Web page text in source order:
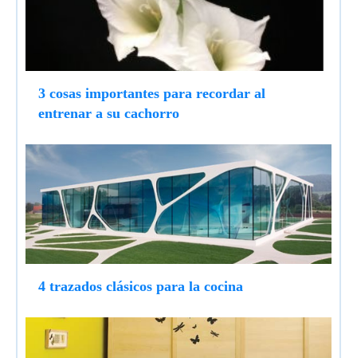
3 cosas importantes para recordar al
entrenar a su cachorro
4 trazados clásicos para la cocina